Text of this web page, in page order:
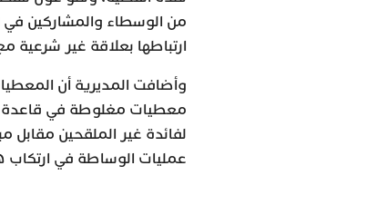
من الوسطاء والمشاركين في
ارتباطها بعلاقة غير شرعية
وأضافت المديرية أن
معطيات مغلوطة في قاعدة
لفائدة غير الملقحين مقابل
عمليات الوساطة في ارتكاب